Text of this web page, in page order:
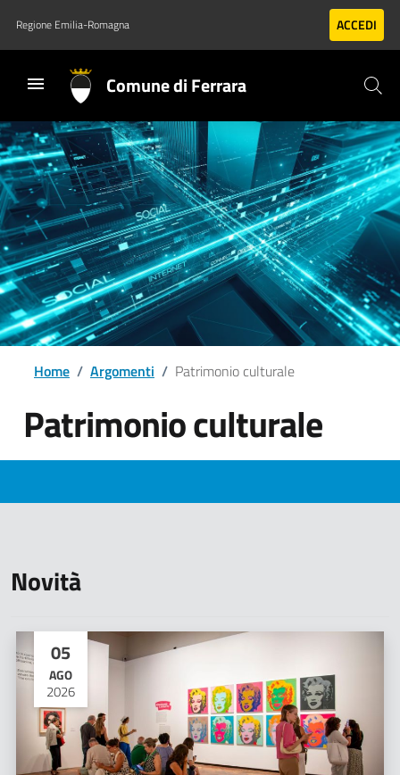
Vai al contenuto principale
Vai al footer
Regione Emilia-Romagna ACCEDI
Comune di Ferrara
Home / Argomenti / Patrimonio culturale
Patrimonio culturale
Novità
05
AGO
2026